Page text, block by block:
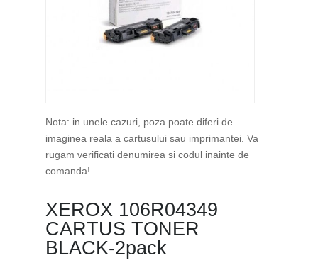
Nota: in unele cazuri, poza poate diferi de
imaginea reala a cartusului sau imprimantei. Va
rugam verificati denumirea si codul inainte de
comanda!
XEROX 106R04349
CARTUS TONER
BLACK-2pack